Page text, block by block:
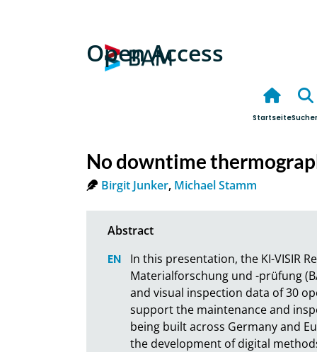
Open Access
Startseite
No downtime
Birgit Junker, Michael Stamm
In this presentation, the KI-VISIR
Materialforschung und -prüfung
and visual inspection data of 30
support the maintenance and
being built across Germany and
the development of digital